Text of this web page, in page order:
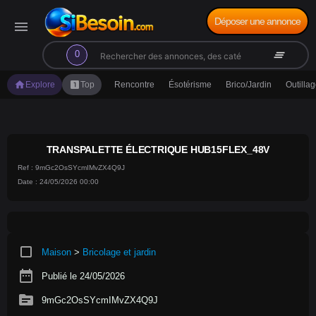
menu
0
search clear_all
Déposer une annonce
home Explore looks_oneTop Rencontre Ésotérisme Brico/Jardin
TRANSPALETTE ÉLECTRIQUE HUB15FLEX_48V
Ref : 9mGc2OsSYcmIMvZX4Q9J
Date : 24/05/2026 00:00
crop_square Maison > Bricolage et jardin
date_range Publié le 24/05/2026
source 9mGc2OsSYcmIMvZX4Q9J